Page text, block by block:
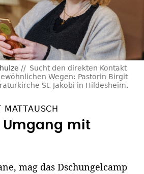
Sucht den direkten Kontakt
Wegen: Pastorin Birgit
St. Jakobi in Hildesheim.
MATTAUSCH
mit
mag das Dschungelcamp